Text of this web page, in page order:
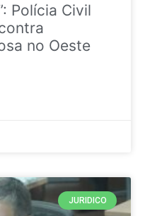
Polícia Civil
no Oeste
JURIDICO